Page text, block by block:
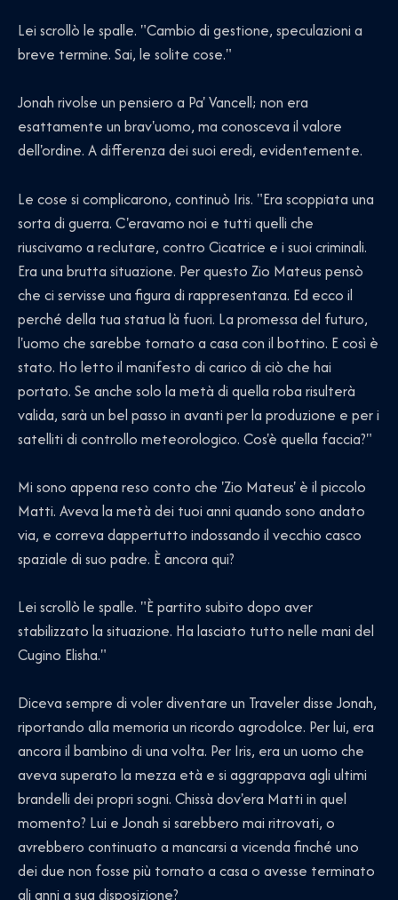
Lei scrollò le spalle. "Cambio di gestione, speculazioni a
breve termine. Sai, le solite cose."
Jonah rivolse un pensiero a Pa' Vancell; non era
esattamente un brav'uomo, ma conosceva il valore
dell'ordine. A differenza dei suoi eredi, evidentemente.
Le cose si complicarono, continuò Iris. "Era scoppiata una
sorta di guerra. C'eravamo noi e tutti quelli che
riuscivamo a reclutare, contro Cicatrice e i suoi criminali.
Era una brutta situazione. Per questo Zio Mateus pensò
che ci servisse una figura di rappresentanza. Ed ecco il
perché della tua statua là fuori. La promessa del futuro,
l'uomo che sarebbe tornato a casa con il bottino. E così è
stato. Ho letto il manifesto di carico di ciò che hai
portato. Se anche solo la metà di quella roba risulterà
valida, sarà un bel passo in avanti per la produzione e per i
satelliti di controllo meteorologico. Cos'è quella faccia?"
Mi sono appena reso conto che 'Zio Mateus' è il piccolo
Matti. Aveva la metà dei tuoi anni quando sono andato
via, e correva dappertutto indossando il vecchio casco
spaziale di suo padre. È ancora qui?
Lei scrollò le spalle. "È partito subito dopo aver
stabilizzato la situazione. Ha lasciato tutto nelle mani del
Cugino Elisha."
Diceva sempre di voler diventare un Traveler disse Jonah,
riportando alla memoria un ricordo agrodolce. Per lui, era
ancora il bambino di una volta. Per Iris, era un uomo che
aveva superato la mezza età e si aggrappava agli ultimi
brandelli dei propri sogni. Chissà dov'era Matti in quel
momento? Lui e Jonah si sarebbero mai ritrovati, o
avrebbero continuato a mancarsi a vicenda finché uno
dei due non fosse più tornato a casa o avesse terminato
gli anni a sua disposizione?